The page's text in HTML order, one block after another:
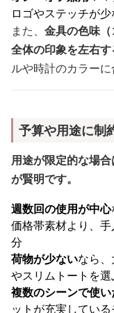
ロゴやステッチが
また、 金具の色味
全体の印象を左右す
ルや時計のカラーに
予算や用途に制
用途が限定的な場
が賢明です。
週数回の使用が中心
価格帯素材より、
分
荷物が少ないなら
やスリムトートを
複数のシーンで使
ットが充実してい